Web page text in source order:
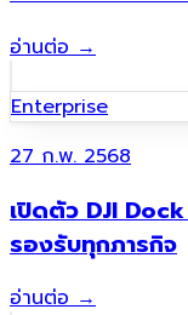
อ่านต่อ→
Enterprise
27 ก.พ. 2568
เปิดตัว DJI
รองรับทุกภารกิจ
อ่านต่อ→